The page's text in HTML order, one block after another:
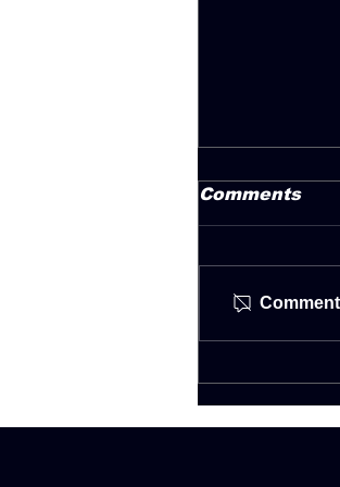
το
χαρίζουν 5
Comments